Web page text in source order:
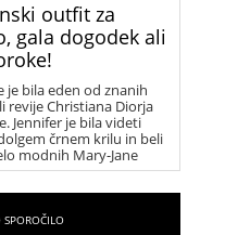
outfit za
gala dogodek ali
je bila eden od znanih
revije Christiana Diorja
Jennifer je bila videti
črnem krilu in beli
modnih Mary-Jane